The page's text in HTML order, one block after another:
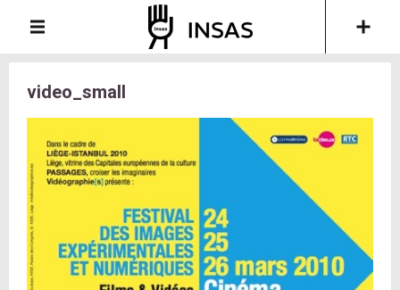
video_small